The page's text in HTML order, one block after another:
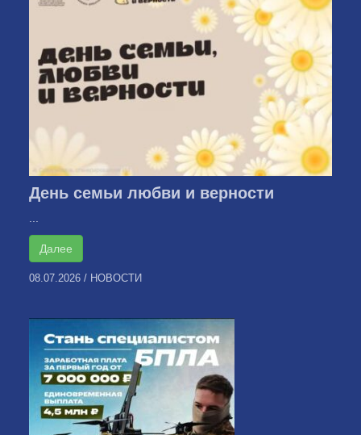
День семьи любви и верности
Далее
08.07.2026 / НОВОСТИ